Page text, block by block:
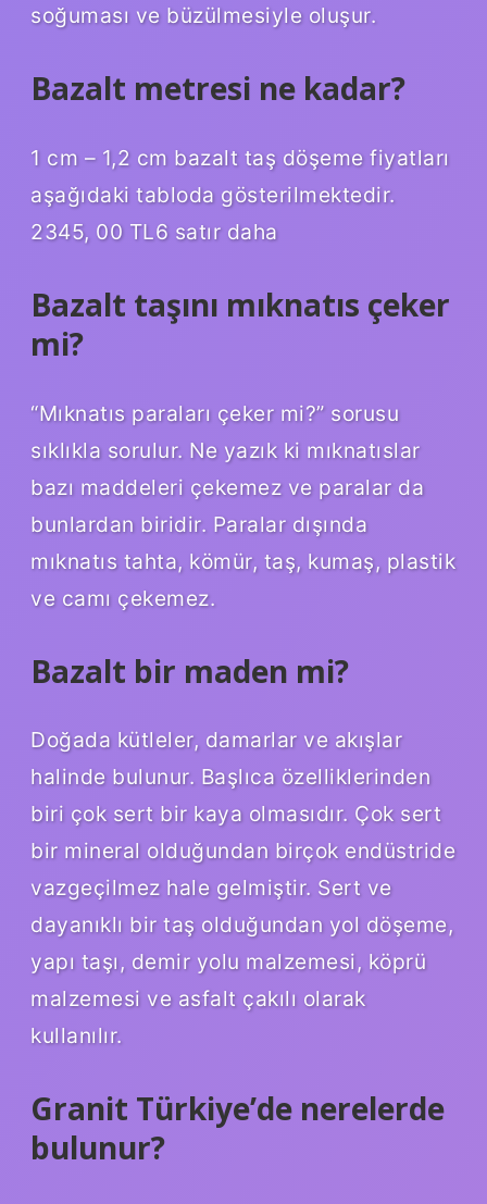
soğuması ve büzülmesiyle oluşur.
Bazalt metresi ne kadar?
1 cm – 1,2 cm bazalt taş döşeme fiyatları
aşağıdaki tabloda gösterilmektedir.
2345, 00 TL6 satır daha
Bazalt taşını mıknatıs çeker
mi?
“Mıknatıs paraları çeker mi?” sorusu
sıklıkla sorulur. Ne yazık ki mıknatıslar
bazı maddeleri çekemez ve paralar da
bunlardan biridir. Paralar dışında
mıknatıs tahta, kömür, taş, kumaş, plastik
ve camı çekemez.
Bazalt bir maden mi?
Doğada kütleler, damarlar ve akışlar
halinde bulunur. Başlıca özelliklerinden
biri çok sert bir kaya olmasıdır. Çok sert
bir mineral olduğundan birçok endüstride
vazgeçilmez hale gelmiştir. Sert ve
dayanıklı bir taş olduğundan yol döşeme,
yapı taşı, demir yolu malzemesi, köprü
malzemesi ve asfalt çakılı olarak
kullanılır.
Granit Türkiye’de nerelerde
bulunur?